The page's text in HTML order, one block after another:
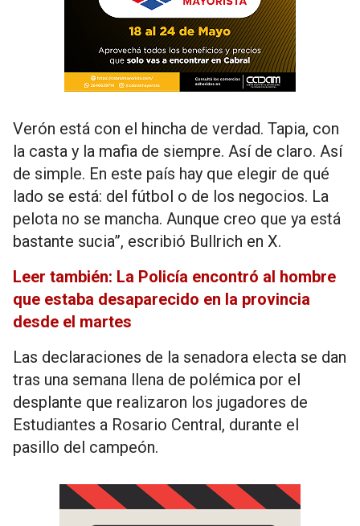
Verón está con el hincha de verdad. Tapia, con
la casta y la mafia de siempre. Así de claro. Así
de simple. En este país hay que elegir de qué
lado se está: del fútbol o de los negocios. La
pelota no se mancha. Aunque creo que ya está
bastante sucia”, escribió Bullrich en X.
Leer también: La Policía encontró al hombre
que estaba desaparecido en la provincia
desde el martes
Las declaraciones de la senadora electa se dan
tras una semana llena de polémica por el
desplante que realizaron los jugadores de
Estudiantes a Rosario Central, durante el
pasillo del campeón.